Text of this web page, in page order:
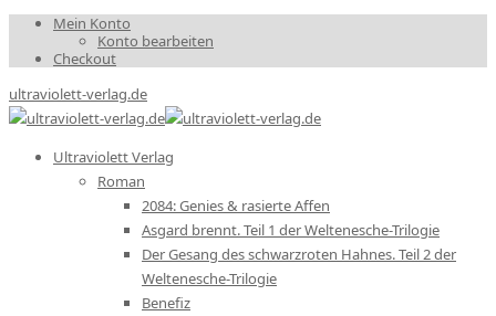
Mein Konto
Konto bearbeiten
Checkout
ultraviolett-verlag.de
Ultraviolett Verlag
Roman
2084: Genies & rasierte Affen
Asgard brennt. Teil 1 der Weltenesche-Trilogie
Der Gesang des schwarzroten Hahnes. Teil 2 der
Weltenesche-Trilogie
Benefiz